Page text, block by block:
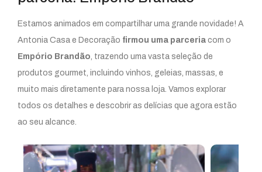
Estamos animados em compartilhar uma grande novidade! A
Antonia Casa e Decoração firmou uma parceria com o
Empório Brandão, trazendo uma vasta seleção de
produtos gourmet, incluindo vinhos, geleias, massas, e
muito mais diretamente para nossa loja. Vamos explorar
todos os detalhes e descobrir as delícias que agora estão
ao seu alcance.